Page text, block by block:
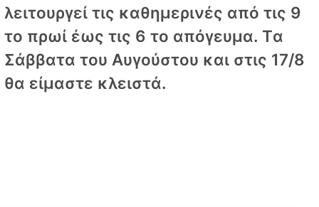
λειτουργεί τις καθημερινές από τις 9
το πρωί έως τις 6 το απόγευμα. Tα
Σάββατα του Αυγούστου και στις 17/8
θα είμαστε κλειστά.